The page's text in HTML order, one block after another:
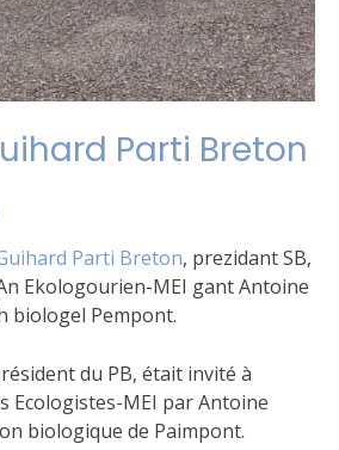
Parti Breton
Parti Breton, prezidant SB,
Ekologourien-MEI gant Antoine
biologel Pempont.
du PB, était invité à
Ecologistes-MEI par Antoine
biologique de Paimpont.